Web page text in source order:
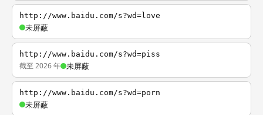
http://www.baidu.com/s?wd=love
未屏蔽
http://www.baidu.com/s?wd=piss
截至 2026 年 未屏蔽
http://www.baidu.com/s?wd=porn
未屏蔽